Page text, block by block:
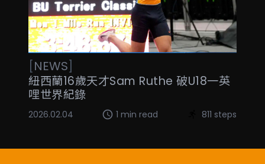
[NEWS]
紐西蘭16歲天才Sam Ruthe 破U18一英
哩世界紀錄
2026.02.04 1 min read 811 steps